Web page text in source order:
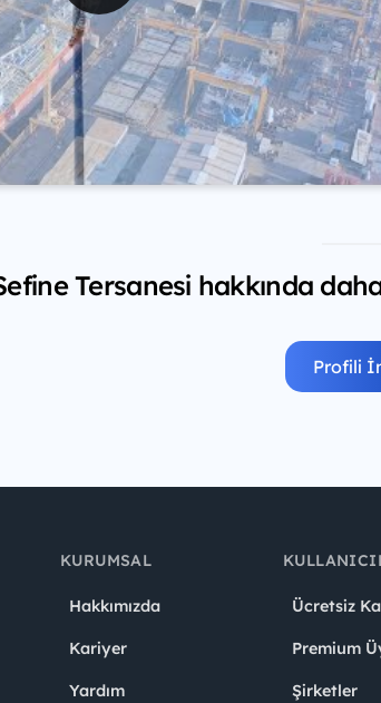
Tersanesi hakkında
Profili
KURUMSAL
Hakkımızda
Kariyer
Yardım
Ücretsiz
Premium
Şirketler